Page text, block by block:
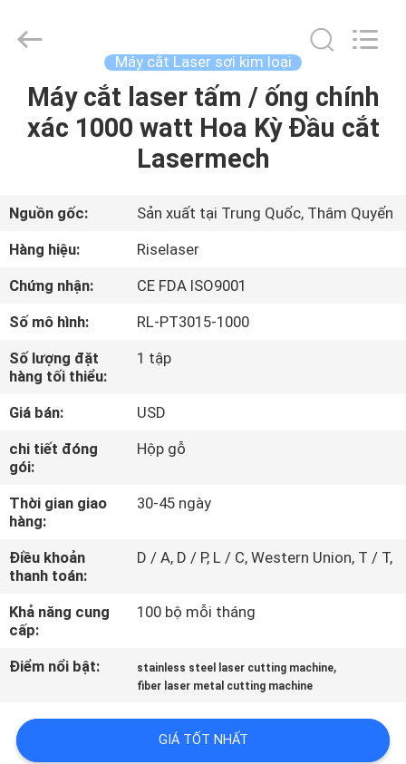
NHÀ
PHẨM
CHƯƠNG
VR
CHÚNG
TÔI
THAM
QUAN
NHÀ
MÁY
KIỂM
CHẤT
LƯỢNG
2026
Riselaser
Reserved.
Máy cắt Laser sợi kim loại
Máy cắt laser tấm / ống chính
xác 1000 watt Hoa Kỳ Đầu cắt
Lasermech
Nguồn gốc:
Sản xuất tại Trung Quốc, Thâm Quyến
Hàng hiệu:
Riselaser
Chứng nhận:
CE FDA ISO9001
Số mô hình:
RL-PT3015-1000
Số lượng đặt
hàng tối thiểu:
1 tập
Giá bán:
USD
chi tiết đóng
gói:
Hộp gỗ
Thời gian giao
hàng:
30-45 ngày
Điều khoản
thanh toán:
D / A, D / P, L / C, Western Union, T / T,
Khả năng cung
cấp:
100 bộ mỗi tháng
Điểm nổi bật: stainless steel laser cutting machine,
fiber laser metal cutting machine
GIÁ TỐT NHẤT